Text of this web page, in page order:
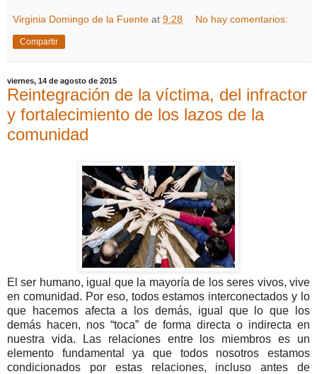
Virginia Domingo de la Fuente at 9:28 No hay comentarios:
Compartir
viernes, 14 de agosto de 2015
Reintegración de la víctima, del infractor
y fortalecimiento de los lazos de la
comunidad
El ser humano, igual que la mayoría de los seres vivos, vive
en comunidad. Por eso, todos estamos interconectados y lo
que hacemos afecta a los demás, igual que lo que los
demás hacen, nos “toca” de forma directa o indirecta en
nuestra vida. Las relaciones entre los miembros es un
elemento fundamental ya que todos nosotros estamos
condicionados por estas relaciones, incluso antes de